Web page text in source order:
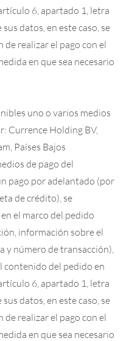
6, apartado 1, letra
datos, en este caso, se
de realizar el pago con el
en que sea necesario
uno o varios medios
Currence Holding BV,
Países Bajos
de pago del
pago por adelantado (por
de crédito), se
el marco del pedido
información sobre el
y número de transacción),
contenido del pedido en
6, apartado 1, letra
datos, en este caso, se
de realizar el pago con el
en que sea necesario